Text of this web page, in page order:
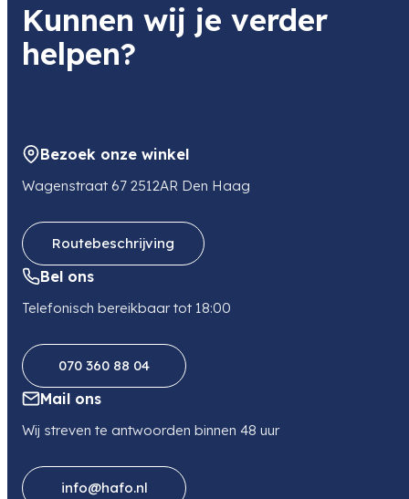
Kunnen wij je verder
helpen?
Bezoek onze winkel
Wagenstraat 67 2512AR Den Haag
Routebeschrijving
Bel ons
Telefonisch bereikbaar tot 18:00
070 360 88 04
Mail ons
Wij streven te antwoorden binnen 48 uur
info@hafo.nl